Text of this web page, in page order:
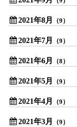
2021年8月 （9）
2021年7月 （9）
2021年6月 （8）
2021年5月 （9）
2021年4月 （9）
2021年3月 （9）